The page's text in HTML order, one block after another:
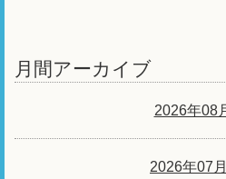
月間アーカイブ
2026年08
2026年07